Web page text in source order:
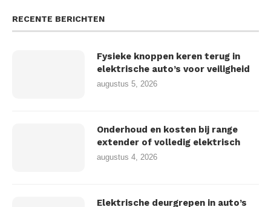
RECENTE BERICHTEN
Fysieke knoppen keren terug in
elektrische auto’s voor veiligheid
augustus 5, 2026
Onderhoud en kosten bij range
extender of volledig elektrisch
augustus 4, 2026
Elektrische deurgrepen in auto’s